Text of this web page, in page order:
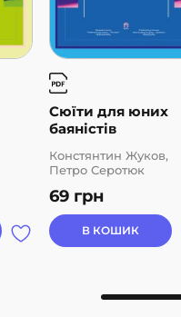
Сюїти для юних
баяністів
69 грн
Констянтин Жуков,
Петро Серотюк
В КОШИК